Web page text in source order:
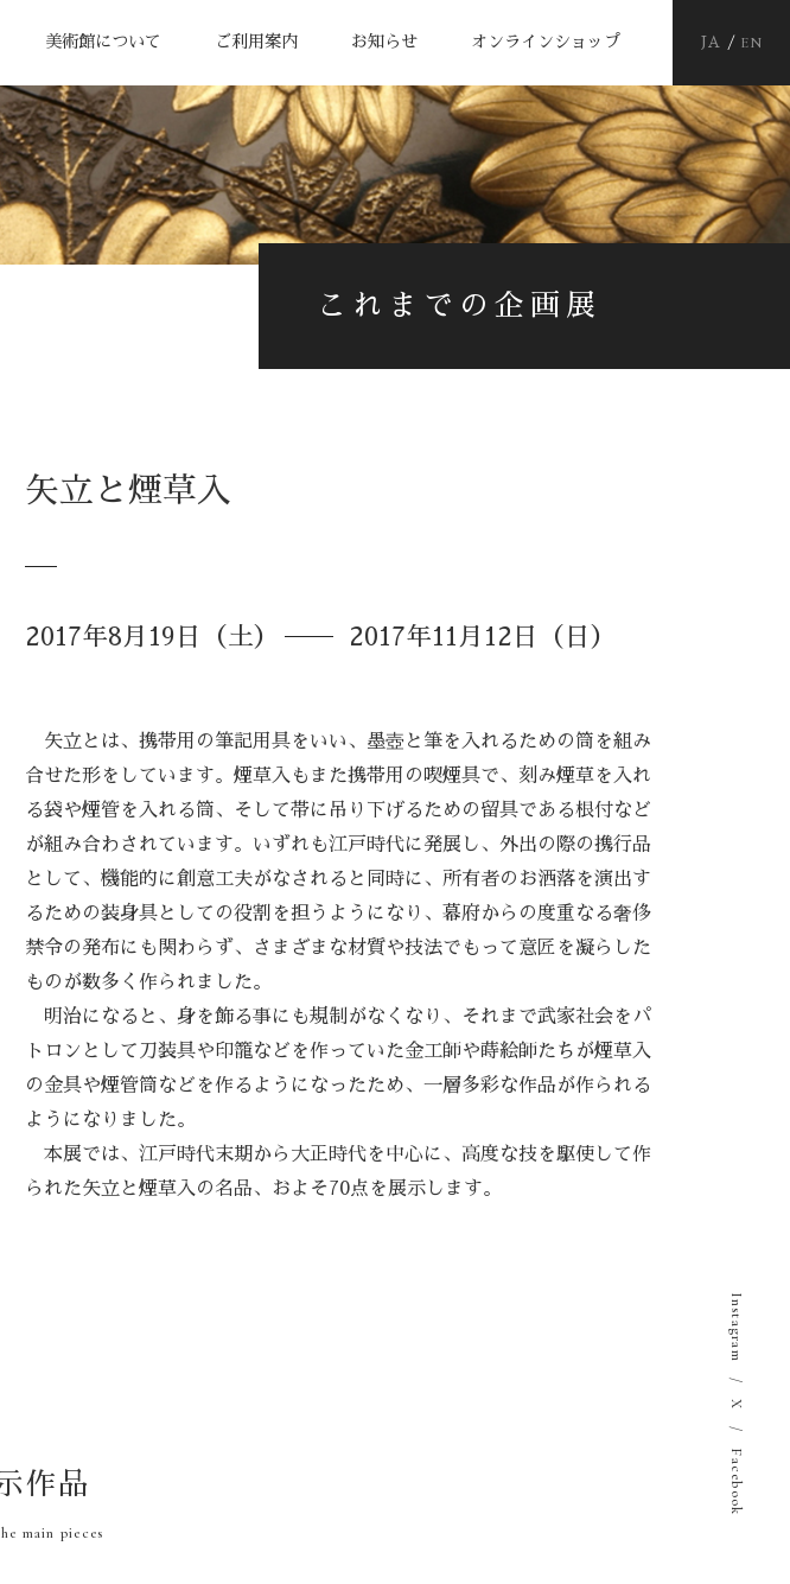
美術館について ご利用案内 お知らせ オンラインショップ EN
JA
Instagram
/
X
/
Facebook
これまでの企画展
矢立と煙草入
2017年8月19日（土） 2017年11月12日（日）
矢立とは、携帯用の筆記用具をいい、墨壺と筆を入れるための筒を組み
合せた形をしています。煙草入もまた携帯用の喫煙具で、刻み煙草を入れ
る袋や煙管を入れる筒、そして帯に吊り下げるための留具である根付など
が組み合わされています。いずれも江戸時代に発展し、外出の際の携行品
として、機能的に創意工夫がなされると同時に、所有者のお洒落を演出す
るための装身具としての役割を担うようになり、幕府からの度重なる奢侈
禁令の発布にも関わらず、さまざまな材質や技法でもって意匠を凝らした
ものが数多く作られました。
明治になると、身を飾る事にも規制がなくなり、それまで武家社会をパ
トロンとして刀装具や印籠などを作っていた金工師や蒔絵師たちが煙草入
の金具や煙管筒などを作るようになったため、一層多彩な作品が作られる
ようになりました。
本展では、江戸時代末期から大正時代を中心に、高度な技を駆使して作
られた矢立と煙草入の名品、およそ70点を展示します。
作品
main pieces